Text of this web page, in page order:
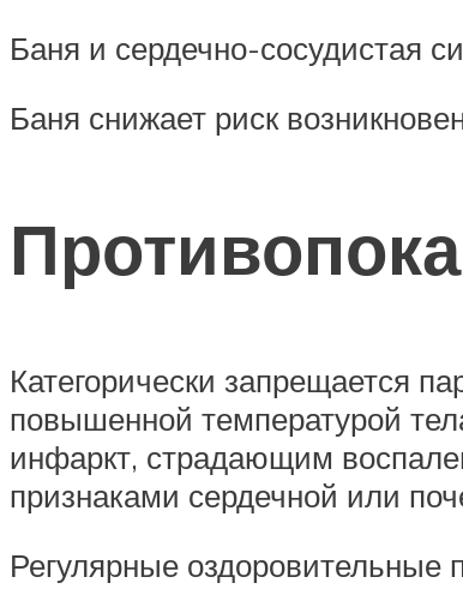
Баня и сердечно-сосудистая
Баня снижает риск
Категорически запрещается
повышенной температурой
инфаркт, страдающим
признаками сердечной или
Регулярные